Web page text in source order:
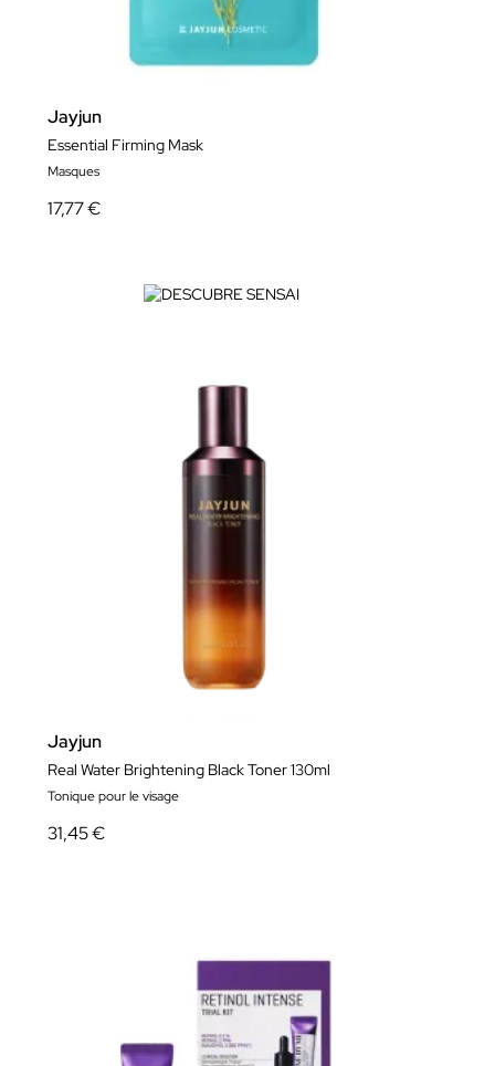
Jayjun
Essential Firming Mask
Masques
17,77 €
Jayjun
Real Water Brightening Black Toner 130ml
Tonique pour le visage
31,45 €